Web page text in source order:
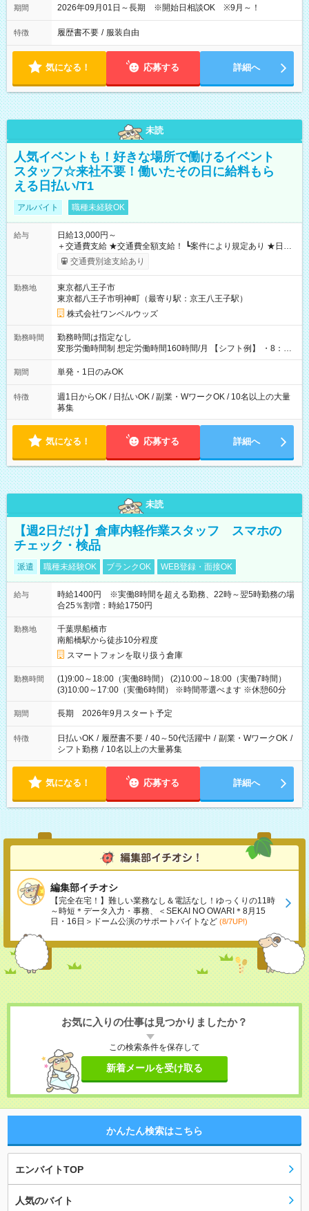
期間 2026年09月01日～長期 ※開始日相談OK ※9月～！
特徴 履歴書不要 / 服装自由
気になる！ 応募する 詳細へ
未読
人気イベントも！好きな場所で働けるイベント
スタッフ☆来社不要！働いたその日に給料もら
える日払い/T1
アルバイト 職種未経験OK
給与
日給13,000円～
＋交通費支給 ★交通費全額支給！ ┗案件により規定あり ★日払
いOK！（規定あり） ┗働いたその日に現金GET♪ お仕事後はコ
ンビニATMから 日払い分を引き落とせます！ 【試用期間】試
交通費別途支給あり
勤務地
東京都八王子市
東京都八王子市明神町（最寄り駅：京王八王子駅）
株式会社ワンベルウッズ
勤務時間
勤務時間は指定なし
変形労働時間制 想定労働時間160時間/月 【シフト例】 ・8：00
～21：00
期間 単発・1日のみOK
特徴
週1日からOK / 日払いOK / 副業・WワークOK / 10名以上の大量
募集
気になる！ 応募する 詳細へ
未読
【週2日だけ】倉庫内軽作業スタッフ スマホの
チェック・検品
派遣 職種未経験OK ブランクOK WEB登録・面接OK
給与
時給1400円 ※実働8時間を超える勤務、22時～翌5時勤務の場
合25％割増：時給1750円
勤務地
千葉県船橋市
南船橋駅から徒歩10分程度
スマートフォンを取り扱う倉庫
勤務時間
(1)9:00～18:00（実働8時間） (2)10:00～18:00（実働7時間）
(3)10:00～17:00（実働6時間） ※時間帯選べます ※休憩60分
期間 長期 2026年9月スタート予定
特徴 日払いOK / 履歴書不要 / 40～50代活躍中 / 副業・WワークOK /
シフト勤務 / 10名以上の大量募集
気になる！ 応募する 詳細へ
編集部イチオシ
【完全在宅！】難しい業務なし＆電話なし！ゆっくりの11時
～時短＊データ入力・事務、＜SEKAI NO OWARI＊8月15
日・16日＞ドーム公演のサポートバイトなど (8/7UP!)
お気に入りの仕事は見つかりましたか？
この検索条件を保存して
新着メールを受け取る
かんたん検索はこちら
エンバイトTOP
人気のバイト